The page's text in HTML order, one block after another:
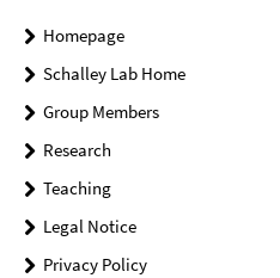
Homepage
Schalley Lab Home
Group Members
Research
Teaching
Legal Notice
Privacy Policy